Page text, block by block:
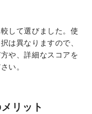
して選びました。使
は異なりますので、
や、詳細なスコアを
い。
リット